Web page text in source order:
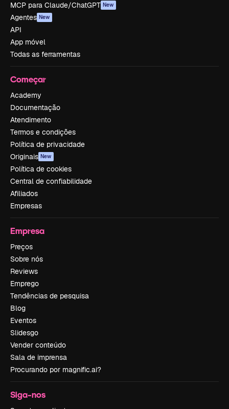
MCP para Claude/ChatGPT New
Agentes New
API
App móvel
Todas as ferramentas
Começar
Academy
Documentação
Atendimento
Termos e condições
Política de privacidade
Originais New
Política de cookies
Central de confiabilidade
Afiliados
Empresas
Empresa
Preços
Sobre nós
Reviews
Emprego
Tendências de pesquisa
Blog
Eventos
Slidesgo
Vender conteúdo
Sala de imprensa
Procurando por magnific.ai?
Siga-nos